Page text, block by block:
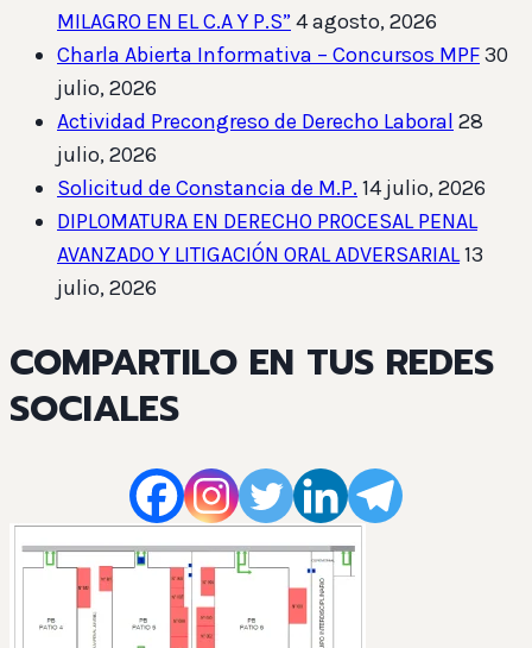
MILAGRO EN EL C.A Y P.S”4 agosto, 2026
Charla Abierta Informativa – Concursos MPF30
julio, 2026
Actividad Precongreso de Derecho Laboral 28
julio, 2026
Solicitud de Constancia de M.P. 14 julio, 2026
DIPLOMATURA EN DERECHO PROCESAL PENAL
AVANZADO Y LITIGACIÓN ORAL ADVERSARIAL13
julio, 2026
COMPARTILO EN TUS REDES
SOCIALES